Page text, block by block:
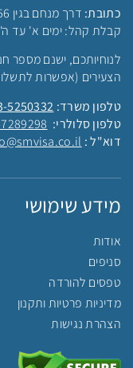
כתובת: דרך מנחם בגין 156 קומה 21, תל אביב
קבלת קהל: ימים א' עד ה', 8:30-
לנוחיותכם, ישנם מספר
הצעירים (אפשרות
טלפון משרד: 5250332
טלפון סלולרי:
דוא"ל :
מידע שימושי
אודות
סניפים
טפסים להורדה
מדיניות פרטיות ותקנון
הצהרת נגישות